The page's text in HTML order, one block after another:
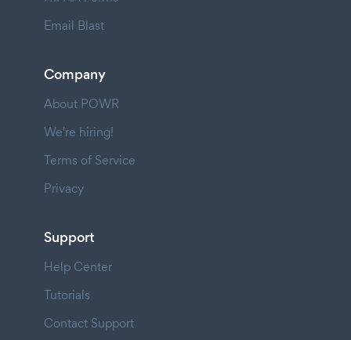
Email Blast
Company
About POWR
We're hiring!
Terms of Service
Privacy
Support
Help Center
Tutorials
Contact Support